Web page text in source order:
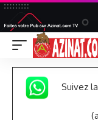
Suivez